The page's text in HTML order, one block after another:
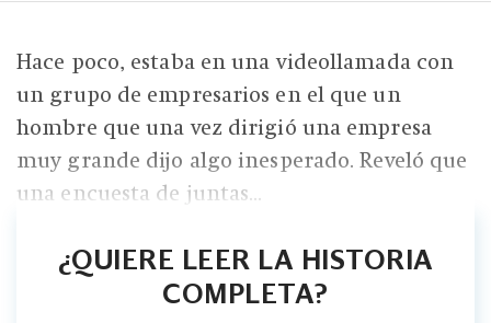
Hace poco, estaba en una videollamada con
un grupo de empresarios en el que un
hombre que una vez dirigió una empresa
muy grande dijo algo inesperado. Reveló que
una encuesta de juntas...
¿QUIERE LEER LA HISTORIA
COMPLETA?